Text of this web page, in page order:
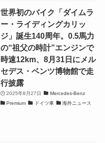
世界初のバイク「ダイムラ
ー・ライディングカリッ
ジ」誕生140周年。0.5馬力
の“祖父の時計”エンジンで
時速12km、8月31日にメル
セデス・ベンツ博物館で走
行披露
2025年8月27日
Mercedes-Benz
Premium
ドイツ車 海外ニュース